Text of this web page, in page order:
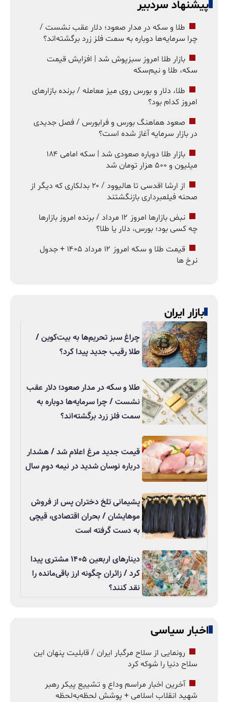
پیشنهاد سردبیر
طلا و سکه در مدار صعود؛ دلار عقب نشست /
چرا سرمایه‌ها دوباره به سمت فلز زرد برگشته‌اند؟
بازار طلا امروز سبزپوش شد | افزایش قیمت
سکه، طلا و نیم‌سکه
طلا، دلار و بورس روی میز معامله / برنده بازارهای
امروز کدام بود؟
صعود هماهنگ بورس و فرابورس / فصل جدیدی
در بازار سرمایه آغاز شده است؟
بازار طلا دوباره صعودی شد | سکه امامی ۱۸۴
میلیون و ۵۰۰ هزار تومان شد
از ارشا اقدسی تا هالیوود / ۲۰ بدلکاری که دیگر از
صحنه فیلمبرداری بازنگشتند
نبض بازارها امروز ۱۲ مرداد / برنده امروز بازارها
چه کسی بود؛ بورس، دلار یا طلا؟
قیمت طلا و سکه امروز ۱۲ مرداد ۱۴۰۵ + جدول
نرخ ها
بازار ایران
چراغ سبز تحریم‌ها به بیت‌کوین /
طلا رقیب جدید پیدا کرد؟
طلا و سکه در مدار صعود؛ دلار عقب
نشست / چرا سرمایه‌ها دوباره به
سمت فلز زرد برگشته‌اند؟
قیمت جدید مرغ اعلام شد / هشدار
درباره نوسان شدید در نیمه دوم سال
پشیمانی تلخ دختران پس از فروش
موهایشان / بحران اقتصادی، قیچی
به دست گرفته است
دینارهای اربعین ۱۴۰۵ مشتری پیدا
کرد / زائران چگونه ارز باقی‌مانده را
نقد کنند؟
اخبار سیاسی
رونمایی از سلاح مرگبار ایران / قابلیت پنهان این
سلاح دنیا را شوکه کرد
آخرین اخبار مراسم وداع و تشییع پیکر رهبر
شهید انقلاب اسلامی + پوشش لحظه‌به‌لحظه